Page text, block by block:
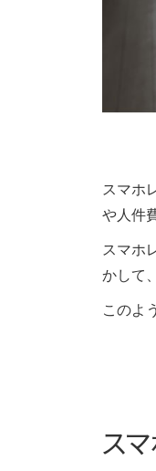
スマホ
や人件
スマホ
かして
このよ
ス